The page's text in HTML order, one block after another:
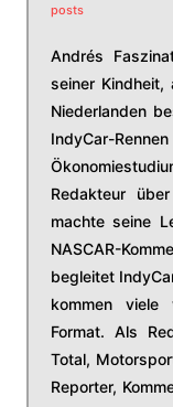
posts
Andrés
seiner Kindheit,
Niederlanden
IndyCar-
Redakteur
machte seine
NASCAR-
begleitet
kommen viele
Format. Als
Total,
Reporter,